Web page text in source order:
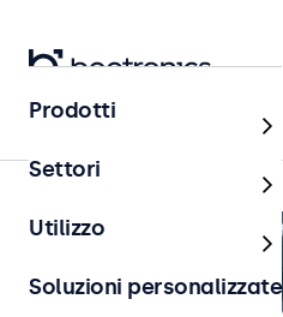
Home
Prodotti
Settori
Utilizzo
Soluzioni personalizzate